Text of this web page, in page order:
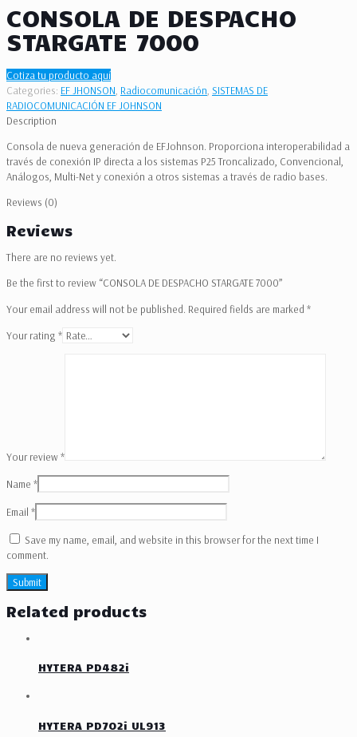
CONSOLA DE DESPACHO
STARGATE 7000
Cotiza tu producto aquí
Categories: EF JHONSON Radiocomunicación SISTEMAS DE
RADIOCOMUNICACIÓN EF JOHNSON
Description
Consola de nueva generación de EFJohnson. Proporciona interoperabilidad a
través de conexión IP directa a los sistemas P25 Troncalizado, Convencional,
Análogos, Multi-Net y conexión a otros sistemas a través de radio bases.
Reviews (0)
Reviews
There are no reviews yet.
Be the first to review “CONSOLA DE DESPACHO STARGATE 7000”
Your email address will not be published. Required fields are marked *
Your rating *
Your review*
Name *
Email *
Save my name, email, and website in this browser for the next time I
comment.
Related products
HYTERA PD482i
HYTERA PD702i UL913